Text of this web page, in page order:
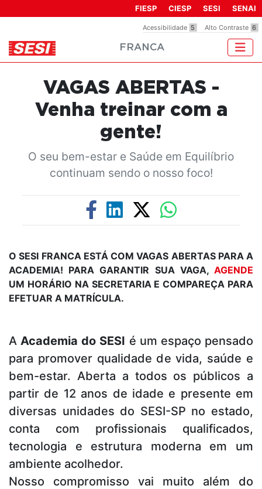
inclui
um
acessibilidade.
Acessibilidade 5 Alto Contraste 6
FIESP CIESP SESI SENAI
FRANCA
VAGAS ABERTAS -
Venha treinar com a
gente!
O seu bem-estar e Saúde em Equilíbrio
continuam sendo o nosso foco!
O SESI FRANCA ESTÁ COM VAGAS ABERTAS PARA A
ACADEMIA! PARA GARANTIR SUA VAGA, AGENDE
UM HORÁRIO NA SECRETARIA E COMPAREÇA PARA
EFETUAR A MATRÍCULA.
AAcademia do SESI é um espaço pensado
para promover qualidade de vida, saúde e
bem-estar. Aberta a todos os públicos a
partir de 12 anos de idade e presente em
diversas unidades do SESI-SP no estado,
conta com profissionais qualificados,
tecnologia e estrutura moderna em um
ambiente acolhedor.
Nosso compromisso vai muito além do